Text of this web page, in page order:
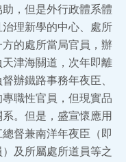
，但是外行政體系體
理新學的中心、處所
的處所當局官員，辦
津海關道，次年即離
辦鐵路事務年夜臣、
職性官員，但現實品
。但是，盛宣懷應用
督兼南洋年夜臣（即
及所屬處所道員等之